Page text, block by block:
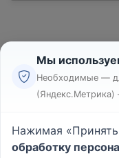
Мы
Необходимые —
(Яндекс.Метрика)
Нажимая
обработку